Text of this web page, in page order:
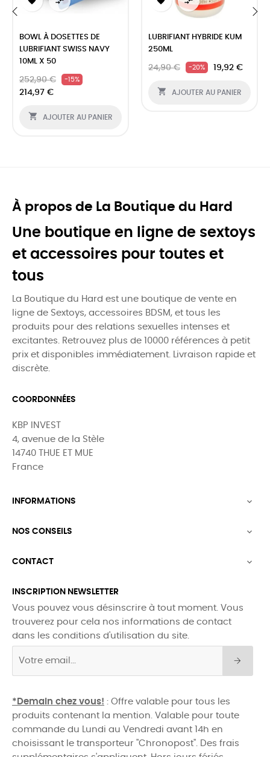
BOWL À DOSETTES DE
LUBRIFIANT SWISS NAVY
10ML X 50
252,90 € -15%
214,97 €
 AJOUTER AU PANIER
LUBRIFIANT HYBRIDE KUM
250ML
24,90 € -20% 19,92 €
 AJOUTER AU PANIER
À propos de La Boutique du Hard
Une boutique en ligne de sextoys
et accessoires pour toutes et
tous
La Boutique du Hard est une boutique de vente en
ligne de Sextoys, accessoires BDSM, et tous les
produits pour des relations sexuelles intenses et
excitantes. Retrouvez plus de 10000 références à petit
prix et disponibles immédiatement. Livraison rapide et
discrète.
COORDONNÉES
KBP INVEST
4, avenue de la Stèle
14740 THUE ET MUE
France
INFORMATIONS 
NOS CONSEILS 
CONTACT 
INSCRIPTION NEWSLETTER
Vous pouvez vous désinscrire à tout moment. Vous
trouverez pour cela nos informations de contact
dans les conditions d'utilisation du site.
*Demain chez vous! : Offre valable pour tous les
produits contenant la mention. Valable pour toute
commande du Lundi au Vendredi avant 14h en
choisissant le transporteur "Chronopost". Des frais